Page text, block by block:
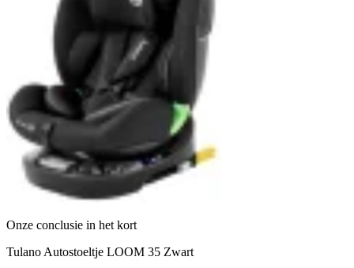
Onze conclusie in het kort
Tulano Autostoeltje LOOM 35 Zwart